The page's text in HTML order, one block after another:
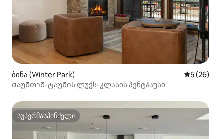
ბინა (Winter Park) საშუალო
5 (26)
Მაუნთინ-ტაუნის ლუქს-კლასის პენტჰაუსი
სუპერმასპინძელი
სუპერმასპინძელი